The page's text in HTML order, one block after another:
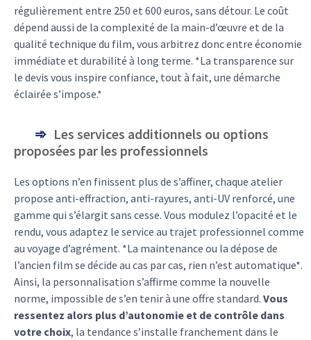
régulièrement entre 250 et 600 euros, sans détour. Le coût
dépend aussi de la complexité de la main-d’œuvre et de la
qualité technique du film, vous arbitrez donc entre économie
immédiate et durabilité à long terme. *La transparence sur
le devis vous inspire confiance, tout à fait, une démarche
éclairée s’impose.*
Les services additionnels ou options
proposées par les professionnels
Les options n’en finissent plus de s’affiner, chaque atelier
propose anti-effraction, anti-rayures, anti-UV renforcé, une
gamme qui s’élargit sans cesse. Vous modulez l’opacité et le
rendu, vous adaptez le service au trajet professionnel comme
au voyage d’agrément. *La maintenance ou la dépose de
l’ancien film se décide au cas par cas, rien n’est automatique*.
Ainsi, la personnalisation s’affirme comme la nouvelle
norme, impossible de s’en tenir à une offre standard. Vous
ressentez alors plus d’autonomie et de contrôle dans
votre choix, la tendance s’installe franchement dans le